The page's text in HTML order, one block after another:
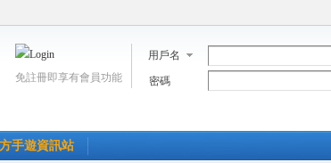
用戶名
密碼
免註冊即享有會員功能
手遊資訊站